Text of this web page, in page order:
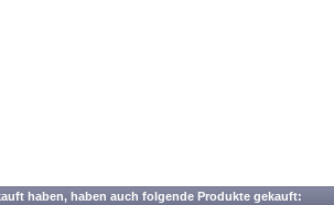
haben, haben auch folgende Produkte gekauft: